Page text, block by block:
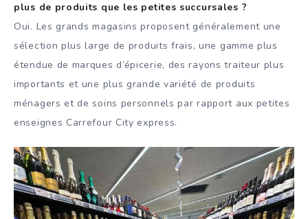
plus de produits que les petites succursales ?
Oui. Les grands magasins proposent généralement une
sélection plus large de produits frais, une gamme plus
étendue de marques d’épicerie, des rayons traiteur plus
importants et une plus grande variété de produits
ménagers et de soins personnels par rapport aux petites
enseignes Carrefour City express.